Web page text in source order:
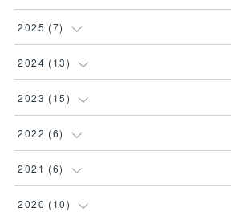
(1
(1)
( 1)
2025 (7)
(1)
(1)
(1
(1
2024 (13)
(1)
(1
(1
( 1 )
2023 (15)
(1
(1
(1)
2022 (6)
(1
(2)
2021 (6)
(2)
2020 (10)